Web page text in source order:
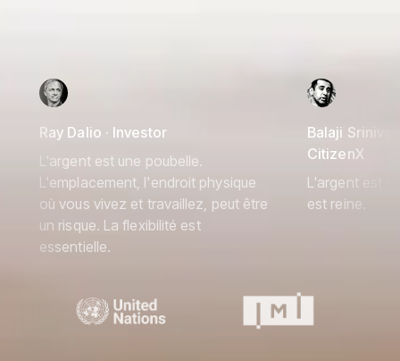
Ray Dalio · Investor
L'argent est une poubelle.
L'emplacement, l'endroit physique
où vous vivez et travaillez, peut être
un risque. La flexibilité est
essentielle.
Balaji
CitizenX
L'argent est
est reine.